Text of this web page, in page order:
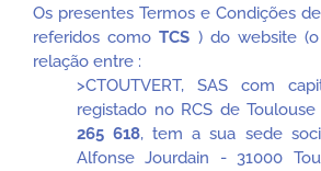
Os presentes Termos e Condições
referidos comoTCS ) do website (o
relação entre :
>CTOUTVERT, SAS com
registado no RCS de
265 618, tem a sua sede
Alfonse Jourdain - 31000